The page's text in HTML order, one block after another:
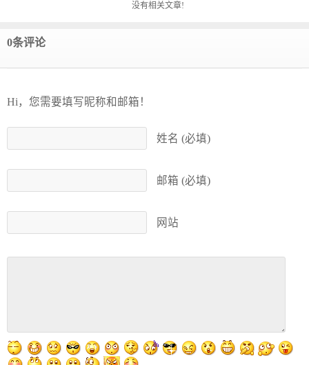
没有相关文章!
0条评论
Hi，您需要填写昵称和邮箱！
姓名 (必填)
邮箱 (必填)
网站